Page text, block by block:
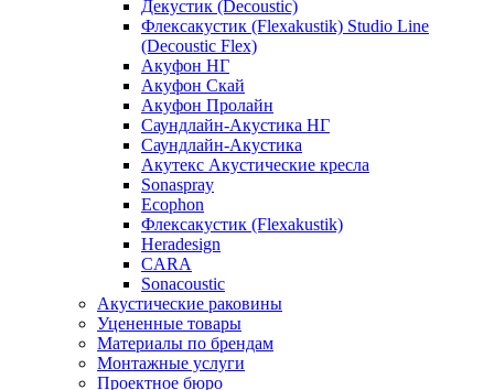
Декустик (Decoustic)
Флексакустик (Flexakustik) Studio Line
(Decoustic Flex)
Акуфон НГ
Акуфон Скай
Акуфон Пролайн
Саундлайн-Акустика НГ
Саундлайн-Акустика
Акутекс Акустические кресла
Sonaspray
Ecophon
Флексакустик (Flexakustik)
Heradesign
CARA
Sonacoustic
Акустические раковины
Уцененные товары
Материалы по брендам
Монтажные услуги
Проектное бюро